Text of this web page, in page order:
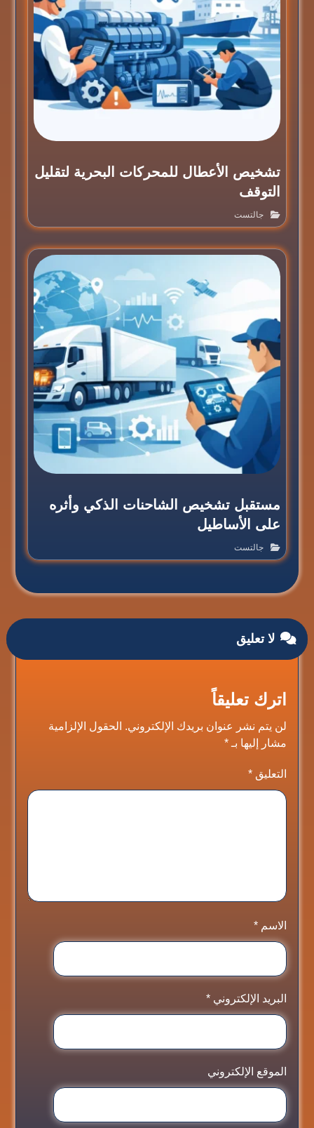
تشخيص الأعطال للمحركات البحرية لتقليل
التوقف
جالتست
مستقبل تشخيص الشاحنات الذكي وأثره
على الأساطيل
جالتست
لا تعليق
اترك تعليقاً
لن يتم نشر عنوان بريدك الإلكتروني. الحقول الإلزامية
مشار إليها بـ*
التعليق*
الاسم*
البريد الإلكتروني*
الموقع الإلكتروني